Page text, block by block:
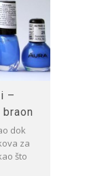
–
dok
za
što